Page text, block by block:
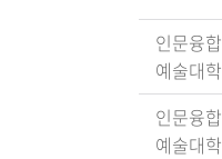
인문융합
예술대학
인문융합
예술대학